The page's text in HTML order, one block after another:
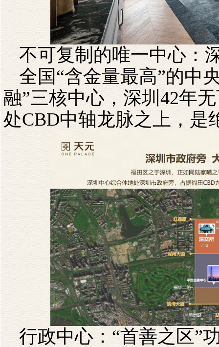
不可复制的唯一中心：
全国“含金量最高”的中
融”三核中心，深圳 42年
处CBD中轴龙脉之上，是
行政中心：“首善之区”